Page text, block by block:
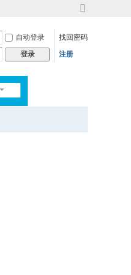
到
自动登录
找回密码
登录 注册